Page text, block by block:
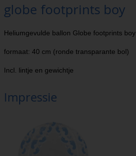
globe footprints boy
Heliumgevulde ballon Globe footprints boy
formaat: 40 cm (ronde transparante bol)
Incl. lintje en gewichtje
Impressie